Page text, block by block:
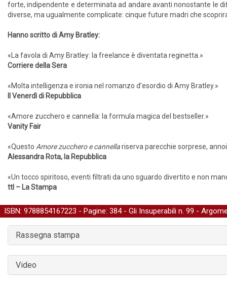
forte, indipendente e determinata ad andare avanti nonostante le
diverse, ma ugualmente complicate: cinque future madri che
Hanno scritto di Amy Bratley:
«La favola di Amy Bratley: la freelance è diventata reginetta.»
Corriere della Sera
«Molta intelligenza e ironia nel romanzo d’esordio di Amy Bratley.»
Il Venerdì di Repubblica
«Amore zucchero e cannella: la formula magica del bestseller.»
Vanity Fair
«Questo Amore zucchero e cannellariserva parecchie sorprese,
Alessandra Rota, la Repubblica
«Un tocco spiritoso, eventi filtrati da uno sguardo divertito e non
ttl – La Stampa
ISBN: 9788854167223 - Pagine: 384 - Gli Insuperabili n. 99 -
Rassegna stampa
Video